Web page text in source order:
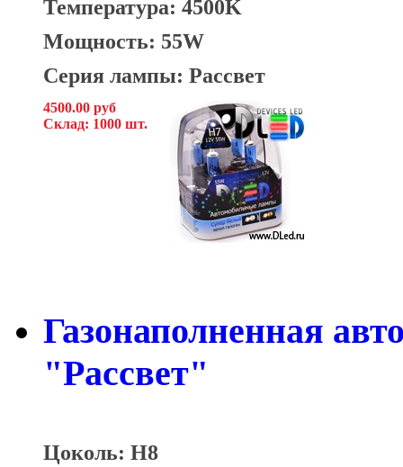
Температура: 4500K
Мощность: 55W
Серия лампы: Рассвет
4500.00 руб
Склад: 1000 шт.
Газонаполненная
"Рассвет"
Цоколь: H8